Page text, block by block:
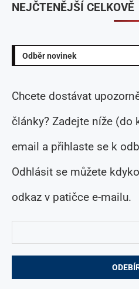
Odběr novinek
Chcete dostávat
články? Zadejte níže (do
email a přihlaste se k
Odhlásit se můžete
odkaz v patičce e-mailu.
NEJČTENĚJŠÍ CELKOVĚ